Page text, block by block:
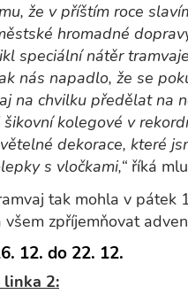
že v příštím roce
hromadné
speciální nátěr
nás napadlo, že se
na chvilku předělat na
šikovní kolegové v
dekorace, které
s vločkami,“ říká
tak mohla v pátek
zpříjemňovat
12. do 22. 12.
linka 2: